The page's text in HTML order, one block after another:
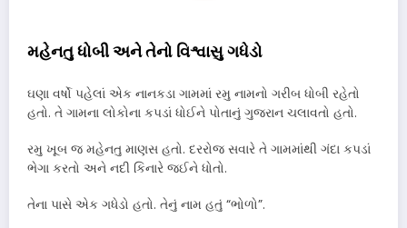
મહેનતુ ધોબી અને તેનો વિશ્વાસુ ગધેડો
ઘણા વર્ષો પહેલાં એક નાનકડા ગામમાં રમુ નામનો ગરીબ ધોબી રહેતો
હતો. તે ગામના લોકોના કપડાં ધોઈને પોતાનું ગુજરાન ચલાવતો હતો.
રમુ ખૂબ જ મહેનતુ માણસ હતો. દરરોજ સવારે તે ગામમાંથી ગંદા કપડાં
ભેગા કરતો અને નદી કિનારે જઈને ધોતો.
તેના પાસે એક ગધેડો હતો. તેનું નામ હતું “ભોળો”.